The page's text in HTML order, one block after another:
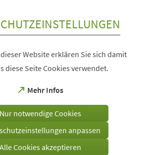
Website erklären Sie sich damit
diese Seite Cookies verwendet.
Mehr Infos
(Öffnet
einem
Tab)
Nur notwendige Cookies
anpassen
Alle Cookies akzeptieren